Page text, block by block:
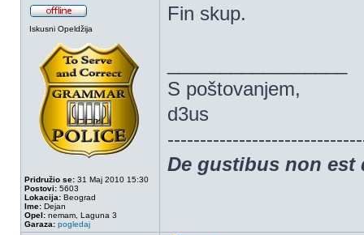
Iskusni Opeldžija
Pridružio se: 31 Maj 2010 15:30
Postovi: 5603
Lokacija: Beograd
Ime: Dejan
Opel: nemam, Laguna 3
Garaza: pogledaj
Fin skup.
S poštovanjem,
d3us
De gustibus non est